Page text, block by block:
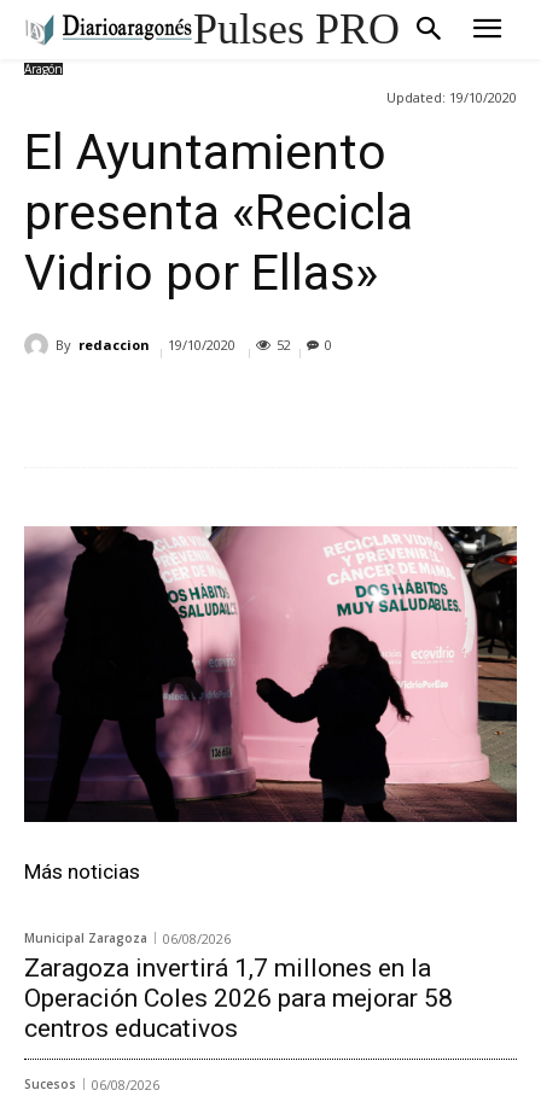
Pulses PRO
Aragón
Updated: 19/10/2020
El Ayuntamiento
presenta «Recicla
Vidrio por Ellas»
By redaccion 19/10/2020 52 0
Más noticias
Municipal Zaragoza 06/08/2026
Zaragoza invertirá 1,7 millones en la
Operación Coles 2026 para mejorar 58
centros educativos
Sucesos 06/08/2026